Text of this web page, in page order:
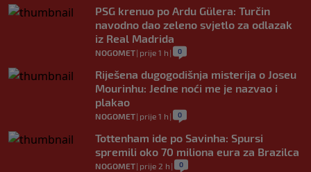
PSG krenuo po Ardu Gülera: Turčin
navodno dao zeleno svjetlo za odlazak
iz Real Madrida
NOGOMET| prije 1 h | 0
Riješena dugogodišnja misterija o Joseu
Mourinhu: Jedne noći me je nazvao i
plakao
NOGOMET| prije 1 h | 0
Tottenham ide po Savinha: Spursi
spremili oko 70 miliona eura za Brazilca
NOGOMET| prije 2 h | 0